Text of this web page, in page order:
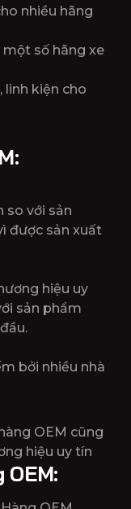
nhiều hãng
số hãng xe
linh kiện cho
:
so với sản
được sản xuất
hiệu uy
sản phẩm
bởi nhiều nhà
OEM cũng
hiệu uy tín